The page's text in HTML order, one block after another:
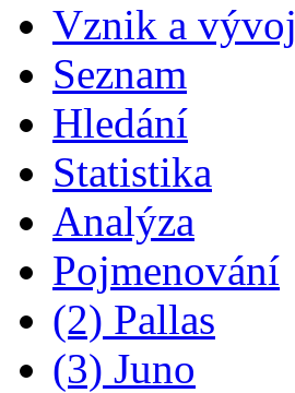
Vznik a vývoj
Seznam
Hledání
Statistika
Analýza
Pojmenování
(2) Pallas
(3) Juno